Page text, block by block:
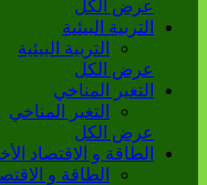
عرض الكل
التربية البيئية
التربية البيئية
عرض الكل
التغير المناخي
التغير المناخي
عرض الكل
الطاقة و الاقتصاد
الطاقة و